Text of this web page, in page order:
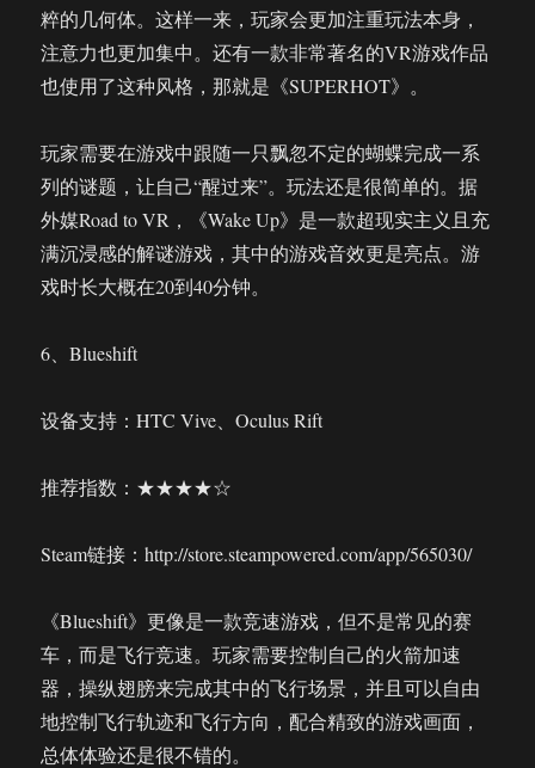
粹的几何体。这样一来，玩家会更加注重玩法本身，
注意力也更加集中。还有一款非常著名的VR游戏作品
也使用了这种风格，那就是《SUPERHOT》。
玩家需要在游戏中跟随一只飘忽不定的蝴蝶完成一系
列的谜题，让自己“醒过来”。玩法还是很简单的。据
外媒Road to VR，《Wake Up》是一款超现实主义且充
满沉浸感的解谜游戏，其中的游戏音效更是亮点。游
戏时长大概在20到40分钟。
6、Blueshift
设备支持：HTC Vive、Oculus Rift
推荐指数：★★★★☆
Steam链接：http://store.steampowered.com/app/565030/
《Blueshift》更像是一款竞速游戏，但不是常见的赛
车，而是飞行竞速。玩家需要控制自己的火箭加速
器，操纵翅膀来完成其中的飞行场景，并且可以自由
地控制飞行轨迹和飞行方向，配合精致的游戏画面，
总体体验还是很不错的。